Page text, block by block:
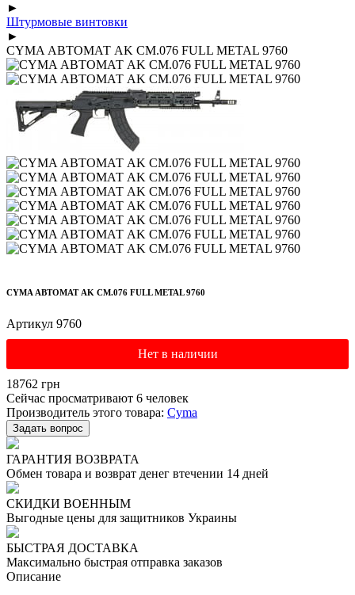
►
Штурмовые винтовки
►
CYMA АВТОМАТ AK CM.076 FULL METAL 9760
CYMA АВТОМАТ AK CM.076 FULL METAL 9760
Артикул 9760
Нет в наличии
18762 грн
Сейчас просматривают 6 человек
Производитель этого товара: Cyma
Задать вопрос
ГАРАНТИЯ ВОЗВРАТА
Обмен товара и возврат денег втечении 14 дней
СКИДКИ ВОЕННЫМ
Выгодные цены для защитников Украины
БЫСТРАЯ ДОСТАВКА
Максимально быстрая отправка заказов
Описание